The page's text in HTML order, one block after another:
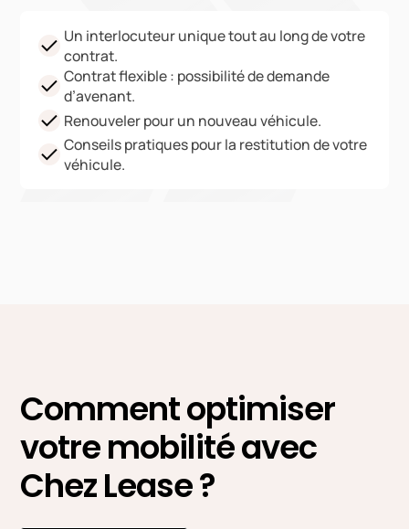
Un interlocuteur unique tout au long de votre
contrat.
Contrat flexible : possibilité de demande
d’avenant.
Renouveler pour un nouveau véhicule.
Conseils pratiques pour la restitution de votre
véhicule.
Comment optimiser
votre mobilité avec
Chez Lease ?